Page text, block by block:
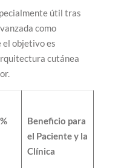
útil tras
como
el objetivo es
cutánea
Beneficio para
el Paciente y la
Clínica